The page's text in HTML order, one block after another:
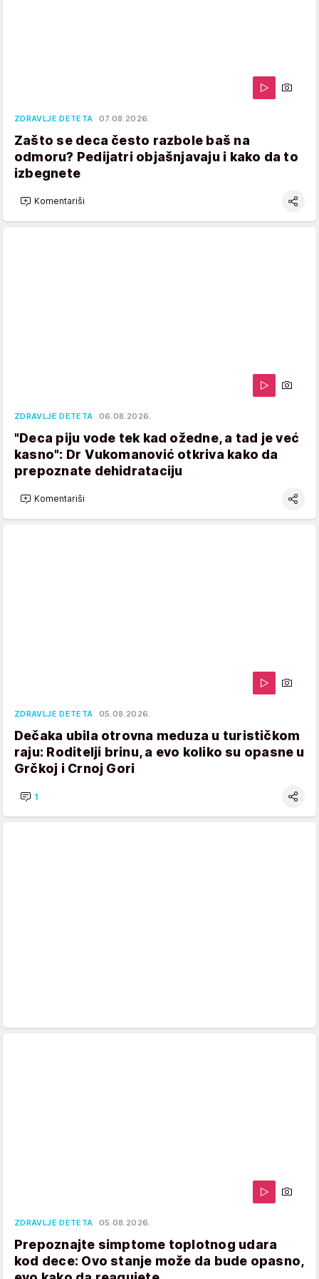
ZDRAVLJE DETETA 07.08.2026.
Zašto se deca često razbole baš na
odmoru? Pedijatri objašnjavaju i kako da to
izbegnete
Komentariši
ZDRAVLJE DETETA 06.08.2026.
"Deca piju vode tek kad ožedne, a tad je već
kasno": Dr Vukomanović otkriva kako da
prepoznate dehidrataciju
Komentariši
ZDRAVLJE DETETA 05.08.2026.
Dečaka ubila otrovna meduza u turističkom
raju: Roditelji brinu, a evo koliko su opasne u
Grčkoj i Crnoj Gori
1
ZDRAVLJE DETETA 05.08.2026.
Prepoznajte simptome toplotnog udara
kod dece: Ovo stanje može da bude opasno,